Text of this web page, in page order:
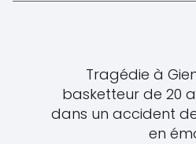
Tragédie à
basketteur de 20
dans un accident
en